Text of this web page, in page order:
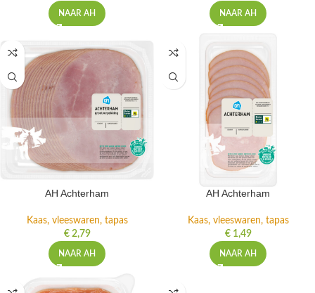
NAAR AH NAAR AH
AH Achterham
Kaas, vleeswaren, tapas
€2,79
NAAR AH
AH Achterham
Kaas, vleeswaren, tapas
€1,49
NAAR AH